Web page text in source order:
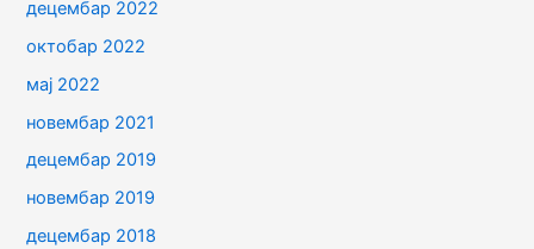
децембар 2022
октобар 2022
мај 2022
новембар 2021
децембар 2019
новембар 2019
децембар 2018